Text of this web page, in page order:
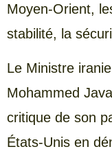
Moyen-Orient,
stabilité, la
Le Ministre
Mohammed
critique de son
États-Unis en